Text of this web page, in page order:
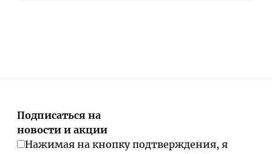
Подписаться на
новости и акции
Нажимая на кнопку подтверждения, я